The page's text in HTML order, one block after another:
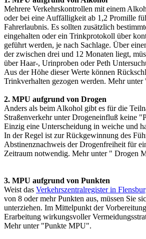
Mehrere Verkehrskontrollen mit einem
oder bei eine Auffälligkeit ab 1,2 Promille
Fahrerlaubnis. Es sollten zusätzlich
eingehalten oder ein Trinkprotokoll über
geführt werden, je nach Sachlage. Über
der zwischen drei und 12 Monaten liegt,
über Haar-, Urinproben oder Peth
Aus der Höhe dieser Werte können
Trinkverhalten gezogen werden. Mehr
2. MPU aufgrund von Drogen
Anders als beim Alkohol gibt es für die
Straßenverkehr unter Drogeneinfluß keine
Einzig eine Unterscheidung in weiche und
In der Regel ist zur Rückgewinnung des
Abstinenznachweis der Drogenfreiheit für
Zeitraum notwendig. Mehr unter " Drogen
3. MPU aufgrund von Punkten
Weist das Verkehrszentralregister in
von 8 oder mehr Punkten aus, müssen Sie
unterziehen. Im Mittelpunkt der
Erarbeitung wirkungsvoller
Mehr unter "Punkte MPU".